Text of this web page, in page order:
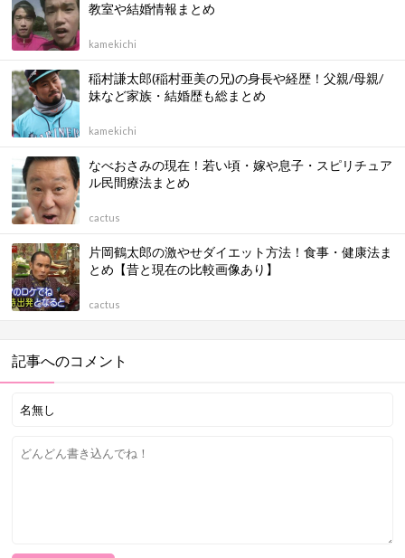
教室や結婚情報まとめ
kamekichi
稲村謙太郎(稲村亜美の兄)の身長や経歴！父親/母親/
妹など家族・結婚歴も総まとめ
kamekichi
なべおさみの現在！若い頃・嫁や息子・スピリチュア
ル民間療法まとめ
cactus
片岡鶴太郎の激やせダイエット方法！食事・健康法ま
とめ【昔と現在の比較画像あり】
cactus
記事へのコメント